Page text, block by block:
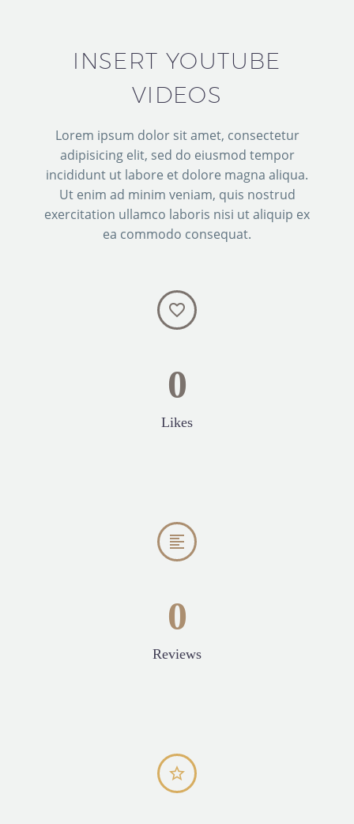
INSERT YOUTUBE
VIDEOS
Lorem ipsum dolor sit amet, consectetur
adipisicing elit, sed do eiusmod tempor
incididunt ut labore et dolore magna aliqua.
Ut enim ad minim veniam, quis nostrud
exercitation ullamco laboris nisi ut aliquip ex
ea commodo consequat.


0
Likes


0
Reviews

